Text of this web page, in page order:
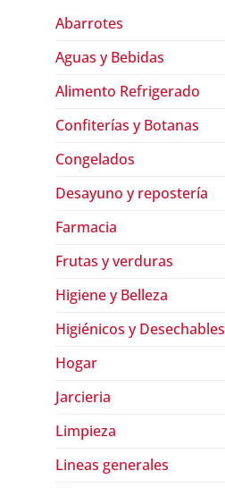
Abarrotes
Aguas y Bebidas
Alimento Refrigerado
Confiterías y Botanas
Congelados
Desayuno y repostería
Farmacia
Frutas y verduras
Higiene y Belleza
Higiénicos y Desechables
Hogar
Jarcieria
Limpieza
Lineas generales